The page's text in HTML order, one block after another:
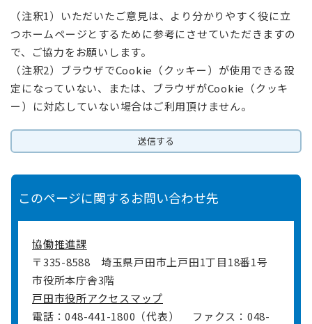
（注釈1）いただいたご意見は、より分かりやすく役に立
つホームページとするために参考にさせていただきますの
で、ご協力をお願いします。
（注釈2）ブラウザでCookie（クッキー）が使用できる設
定になっていない、または、ブラウザがCookie（クッキ
ー）に対応していない場合はご利用頂けません。
このページに関するお問い合わせ先
協働推進課
〒335-8588
埼玉県戸田市上戸田1丁目18番1号
市役所本庁舎3階
戸田市役所アクセスマップ
電話：048-441-1800（代表）
ファクス：048-